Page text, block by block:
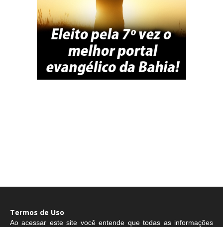
Termos de Uso
Ao acessar este site você entende que todas as informações